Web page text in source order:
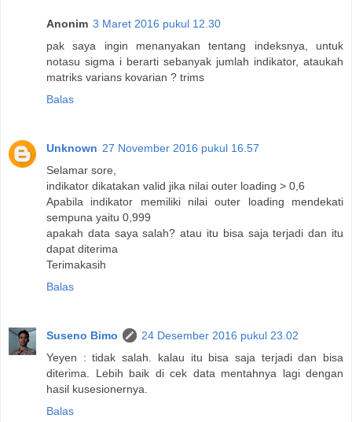
Anonim 3 Maret 2016 pukul 12.30
pak saya ingin menanyakan tentang indeksnya, untuk
notasu sigma i berarti sebanyak jumlah indikator, ataukah
matriks varians kovarian ? trims
Balas
Unknown 27 November 2016 pukul 16.57
Selamar sore,
indikator dikatakan valid jika nilai outer loading > 0,6
Apabila indikator memiliki nilai outer loading mendekati
sempuna yaitu 0,999
apakah data saya salah? atau itu bisa saja terjadi dan itu
dapat diterima
Terimakasih
Balas
Suseno Bimo
24 Desember 2016 pukul 23.02
Yeyen : tidak salah. kalau itu bisa saja terjadi dan bisa
diterima. Lebih baik di cek data mentahnya lagi dengan
hasil kusesionernya.
Balas